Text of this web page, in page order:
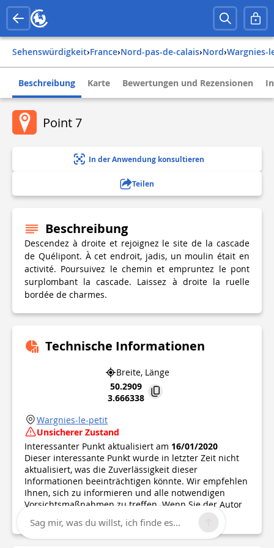
Sehenswürdigkeit› france› nord-pas-de-calais› nord›
Beschreibung Karte Bewertungen und Rezensionen
Point 7
In der Anwendung konsultieren
Teilen
Beschreibung
Descendez à droite et rejoignez le site de la cascade
de Quélipont. À cet endroit, jadis, un moulin était en
activité. Poursuivez le chemin et empruntez le pont
surplombant la cascade. Laissez à droite la ruelle
bordée de charmes.
Technische Informationen
Breite, Länge
50.2909
3.666338
Wargnies-le-petit
Unsicherer Zustand
Interessanter Punkt aktualisiert am 16/01/2020
Dieser interessante Punkt wurde in letzter Zeit nicht
aktualisiert, was die Zuverlässigkeit dieser
Informationen beeinträchtigen könnte. Wir empfehlen
Ihnen, sich zu informieren und alle notwendigen
Vorsichtsmaßnahmen zu treffen. Wenn Sie der Autor
sind, überprüfen Sie bitte Ihre Informationen.
Sag mir, was du willst, ich finde es...